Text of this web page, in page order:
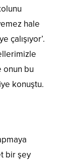
hale
çalışıyor’.
onun bu
konuştu.
bir şey